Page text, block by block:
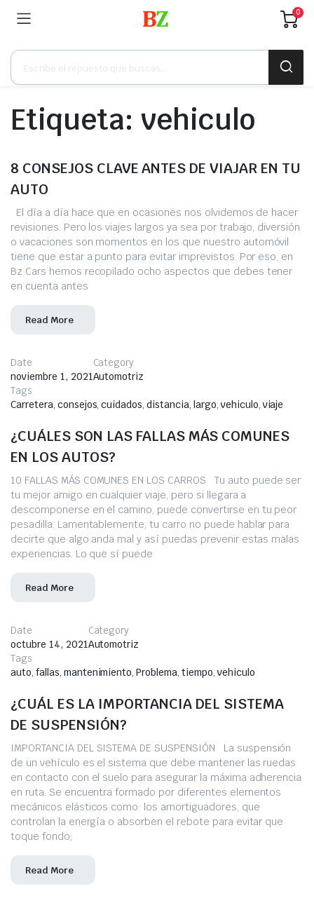
0
Búsqueda
productos
Etiqueta: vehiculo
8 CONSEJOS CLAVE ANTES DE VIAJAR EN TU
AUTO
El día a día hace que en ocasiones nos olvidemos de hacer
revisiones. Pero los viajes largos ya sea por trabajo, diversión
o vacaciones son momentos en los que nuestro automóvil
tiene que estar a punto para evitar imprevistos. Por eso, en
Bz Cars hemos recopilado ocho aspectos que debes tener
en cuenta antes
Read More
Date
noviembre 1, 2021
Category
Automotriz
Tags
Carretera, consejos, cuidados, distancia, largo, vehiculo, viaje
¿CUÁLES SON LAS FALLAS MÁS COMUNES
EN LOS AUTOS?
10 FALLAS MÁS COMUNES EN LOS CARROS Tu auto puede ser
tu mejor amigo en cualquier viaje, pero si llegara a
descomponerse en el camino, puede convertirse en tu peor
pesadilla. Lamentablemente, tu carro no puede hablar para
decirte que algo anda mal y así puedas prevenir estas malas
experiencias. Lo que sí puede
Read More
Date
octubre 14, 2021
Category
Automotriz
Tags
auto, fallas, mantenimiento, Problema, tiempo, vehiculo
¿CUÁL ES LA IMPORTANCIA DEL SISTEMA
DE SUSPENSIÓN?
IMPORTANCIA DEL SISTEMA DE SUSPENSIÓN La suspensión
de un vehículo es el sistema que debe mantener las ruedas
en contacto con el suelo para asegurar la máxima adherencia
en ruta. Se encuentra formado por diferentes elementos
mecánicos elásticos como: los amortiguadores, que
controlan la energía o absorben el rebote para evitar que
toque fondo;
Read More